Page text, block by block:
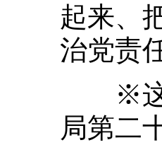
起来、
治党责
※这是
局第二